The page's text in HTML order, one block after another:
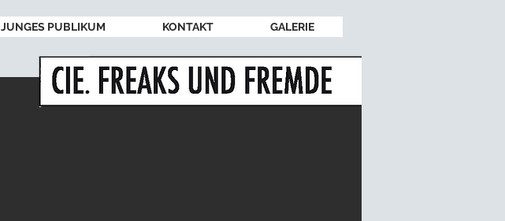
JUNGES PUBLIKUM KONTAKT GALERIE